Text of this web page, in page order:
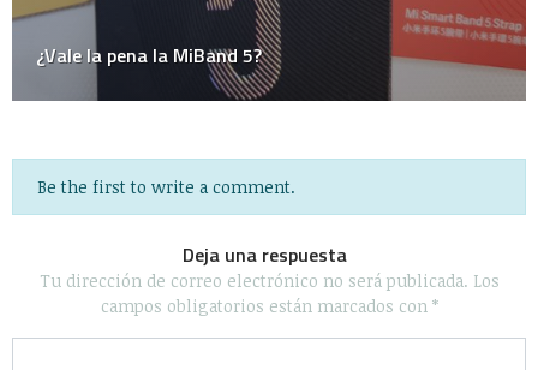
Be the first to write a comment.
Deja una respuesta
Tu dirección de correo electrónico no será publicada. Los
campos obligatorios están marcados con *